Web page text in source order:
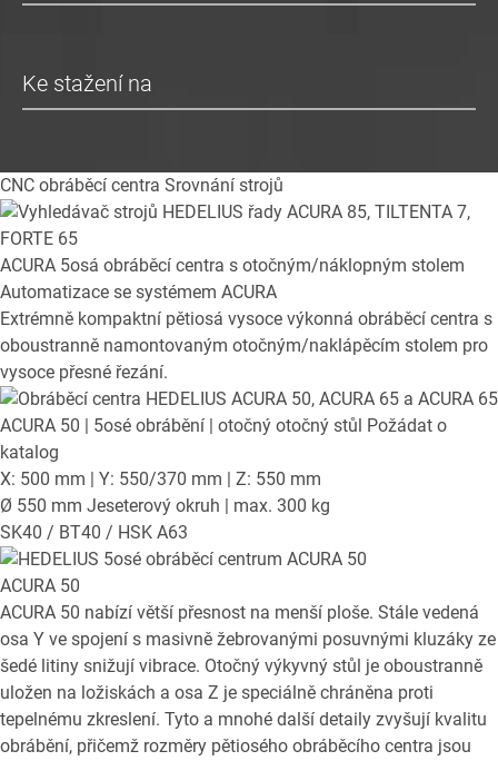
Ke stažení na
CNC obráběcí centra Srovnání strojů
ACURA 5osá obráběcí centra s otočným/náklopným stolem
Automatizace se systémem ACURA
Extrémně kompaktní pětiosá vysoce výkonná obráběcí centra s
oboustranně namontovaným otočným/naklápěcím stolem pro
vysoce přesné řezání.
ACURA 50 | 5osé obrábění | otočný otočný stůl Požádat o
katalog
X: 500 mm | Y: 550/370 mm | Z: 550 mm
Ø 550 mm Jeseterový okruh | max. 300 kg
SK40 / BT40 / HSK A63
ACURA 50
ACURA 50 nabízí větší přesnost na menší ploše. Stále vedená
osa Y ve spojení s masivně žebrovanými posuvnými kluzáky ze
šedé litiny snižují vibrace. Otočný výkyvný stůl je oboustranně
uložen na ložiskách a osa Z je speciálně chráněna proti
tepelnému zkreslení. Tyto a mnohé další detaily zvyšují kvalitu
obrábění, přičemž rozměry pětiosého obráběcího centra jsou